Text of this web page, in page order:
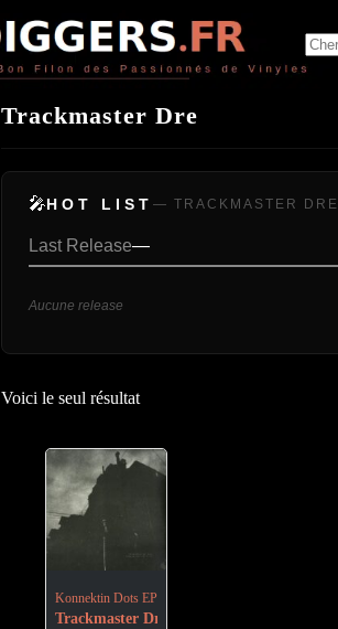
Trackmaster Dre
🎤HOT LIST — TRACKMASTER DRE
Last Release—
Aucune release
Voici le seul résultat
Konnektin Dots EP
Trackmaster Dre